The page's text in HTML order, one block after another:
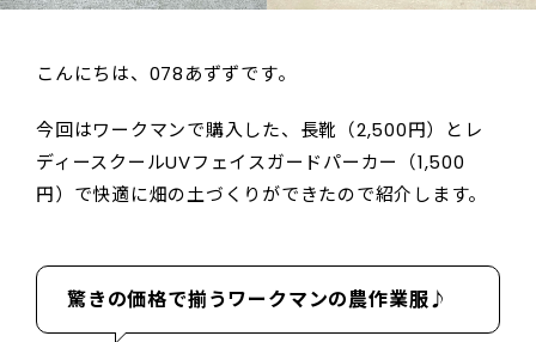
こんにちは、078あずずです。
今回はワークマンで購入した、長靴（2,500円）とレ
ディースクールUVフェイスガードパーカー（1,500
円）で快適に畑の土づくりができたので紹介します。
驚きの価格で揃うワークマンの農作業服♪